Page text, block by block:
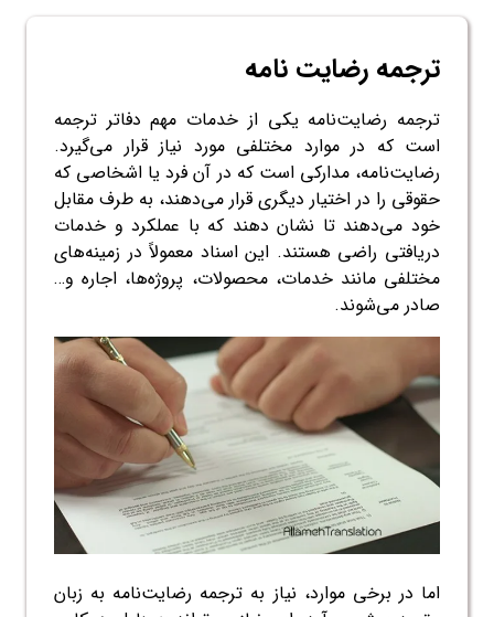
ترجمه رضایت نامه
ترجمه رضایت‌نامه یکی از خدمات مهم دفاتر ترجمه
است که در موارد مختلفی مورد نیاز قرار می‌گیرد.
رضایت‌نامه، مدارکی است که در آن فرد یا اشخاصی که
حقوقی را در اختیار دیگری قرار می‌دهند، به طرف مقابل
خود می‌دهند تا نشان دهند که با عملکرد و خدمات
دریافتی راضی هستند. این اسناد معمولاً در زمینه‌های
مختلفی مانند خدمات، محصولات، پروژه‌ها، اجاره و…
صادر می‌شوند.
اما در برخی موارد، نیاز به ترجمه رضایت‌نامه به زبان